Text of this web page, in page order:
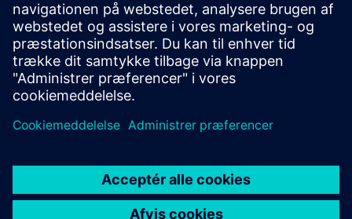
Presserum | Siemens i Danmark | Siemens
© Siemens 1996 – 2026
Virksomhedsoplysninger
Siemens databeskyttelsespolitik
Cookie Policy
Digital ID